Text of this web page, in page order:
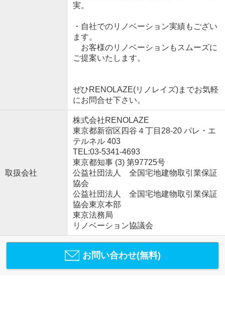
実。
・自社でのリノベーション実績もござい
ます。
お客様のリノベーションもスムーズに
ご提案いたします。
ぜひRENOLAZE(リノレイズ)までお気軽
にお問合せ下さい。
取扱会社
株式会社RENOLAZE
東京都新宿区四谷４丁目28-20 パレ・エ
テルネル 403
TEL:03-5341-4693
東京都知事 (3) 第97725号
公益社団法人 全国宅地建物取引業保証
協会
公益社団法人 全国宅地建物取引業保証
協会東京本部
東京法務局
リノベーション協議会
お問い合わせ(無料)